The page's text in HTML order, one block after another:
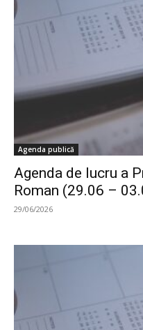
Agenda publică
Agenda de lucru a
Roman (29.06 –
29/06/2026